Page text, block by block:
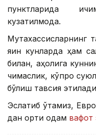
пунктларида
кузатилмоқда.
Мутахассисларнинг
яқин кунларда ҳам
билан, аҳолига
чиқмаслик, кўпроқ
бўлиш тавсия
Эслатиб ўтамиз,
дан ортиқ одам вафот